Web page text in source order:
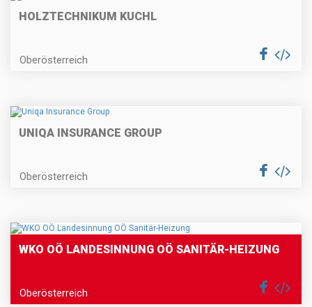
HOLZTECHNIKUM KUCHL
Oberösterreich
UNIQA INSURANCE GROUP
Oberösterreich
WKO OÖ LANDESINNUNG OÖ SANITÄR-HEIZUNG
Oberösterreich